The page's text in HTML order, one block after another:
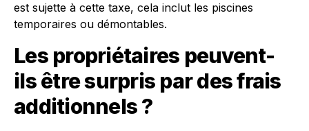
est sujette à cette taxe, cela inclut les piscines
temporaires ou démontables.
Les propriétaires peuvent-
ils être surpris par des frais
additionnels ?